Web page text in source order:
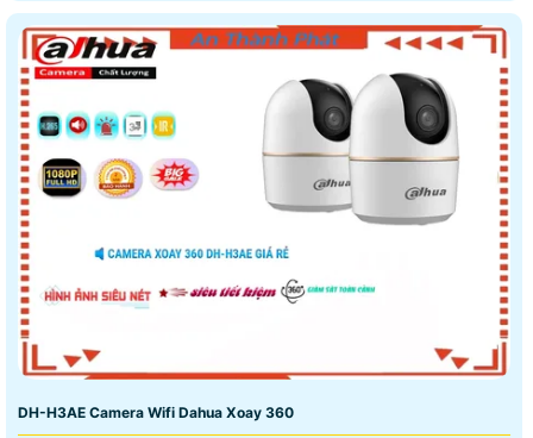
DH-H3AE Camera Wifi Dahua Xoay 360